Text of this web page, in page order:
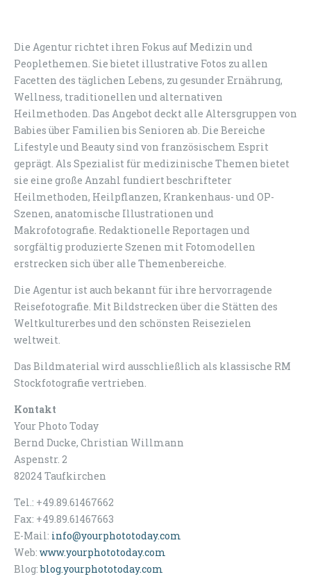
Die Agentur richtet ihren Fokus auf Medizin und
Peoplethemen. Sie bietet illustrative Fotos zu allen
Facetten des täglichen Lebens, zu gesunder Ernährung,
Wellness, traditionellen und alternativen
Heilmethoden. Das Angebot deckt alle Altersgruppen von
Babies über Familien bis Senioren ab. Die Bereiche
Lifestyle und Beauty sind von französischem Esprit
geprägt. Als Spezialist für medizinische Themen bietet
sie eine große Anzahl fundiert beschrifteter
Heilmethoden, Heilpflanzen, Krankenhaus- und OP-
Szenen, anatomische Illustrationen und
Makrofotografie. Redaktionelle Reportagen und
sorgfältig produzierte Szenen mit Fotomodellen
erstrecken sich über alle Themenbereiche.
Die Agentur ist auch bekannt für ihre hervorragende
Reisefotografie. Mit Bildstrecken über die Stätten des
Weltkulturerbes und den schönsten Reisezielen
weltweit.
Das Bildmaterial wird ausschließlich als klassische RM
Stockfotografie vertrieben.
Kontakt
Your Photo Today
Bernd Ducke, Christian Willmann
Aspenstr. 2
82024 Taufkirchen
Tel.: +49.89.61467662
Fax: +49.89.61467663
E-Mail: info@yourphototoday.com
Web: www.yourphototoday.com
Blog:blog.yourphototoday.com